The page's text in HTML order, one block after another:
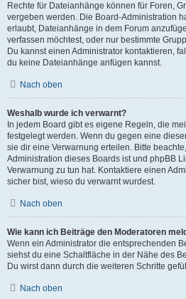
Rechte für Dateianhänge können für Foren,
vergeben werden. Die Board-Administration
erlaubt, Dateianhänge in dem Forum
verfassen möchtest, oder nur bestimmte
Du kannst einen Administrator kontaktieren,
du keine Dateianhänge anfügen kannst.
Nach oben
Weshalb wurde ich verwarnt?
In jedem Board gibt es eigene Regeln, die
festgelegt werden. Wenn du gegen eine
sie dir eine Verwarnung erteilen. Bitte
Administration dieses Boards ist und phpBB
Verwarnung zu tun hat. Kontaktiere einen
sicher bist, wieso du verwarnt wurdest.
Nach oben
Wie kann ich Beiträge den Moderatoren
Wenn ein Administrator die entsprechenden
siehst du eine Schaltfläche in der Nähe des
Du wirst dann durch die weiteren Schritte
Nach oben